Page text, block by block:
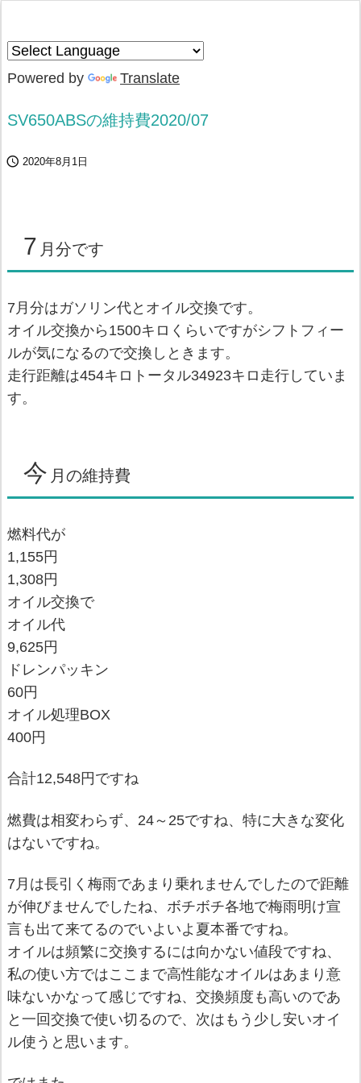
Powered by Translate
SV650ABSの維持費2020/07
 2020年8月1日
7 月分です
7月分はガソリン代とオイル交換です。
オイル交換から1500キロくらいですがシフトフィー
ルが気になるので交換しときます。
走行距離は454キロトータル34923キロ走行していま
す。
今 月の維持費
燃料代が
1,155円
1,308円
オイル交換で
オイル代
9,625円
ドレンパッキン
60円
オイル処理BOX
400円
合計12,548円ですね
燃費は相変わらず、24～25ですね、特に大きな変化
はないですね。
7月は長引く梅雨であまり乗れませんでしたので距離
が伸びませんでしたね、ボチボチ各地で梅雨明け宣
言も出て来てるのでいよいよ夏本番ですね。
オイルは頻繁に交換するには向かない値段ですね、
私の使い方ではここまで高性能なオイルはあまり意
味ないかなって感じですね、交換頻度も高いのであ
と一回交換で使い切るので、次はもう少し安いオイ
ル使うと思います。